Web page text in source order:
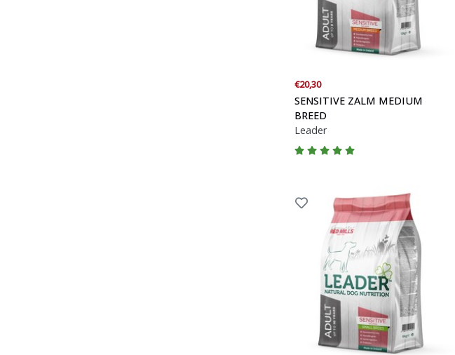
€20,30
SENSITIVE ZALM MEDIUM
BREED
Leader